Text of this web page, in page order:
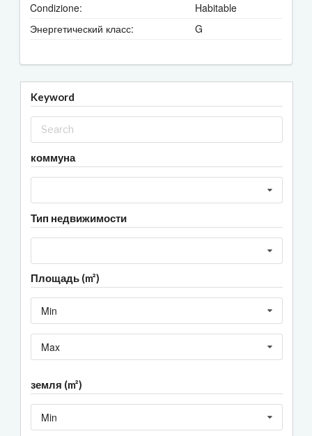
Condizione:
Habitable
Энергетический класс:
G
Keyword
коммуна
Тип недвижимости
Площадь (m²)
Min
Max
земля (m²)
Min